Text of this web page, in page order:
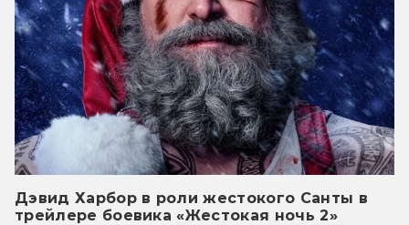
Дэвид Харбор в роли жестокого Санты в
трейлере боевика «Жестокая ночь 2»